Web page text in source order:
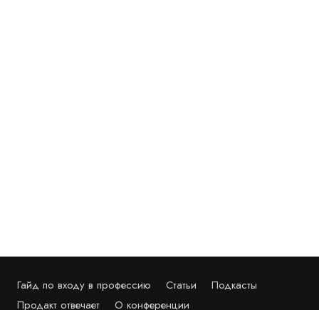
Гайд по входу в профессию Статьи
Подкасты
Продакт отвечает
О конференции